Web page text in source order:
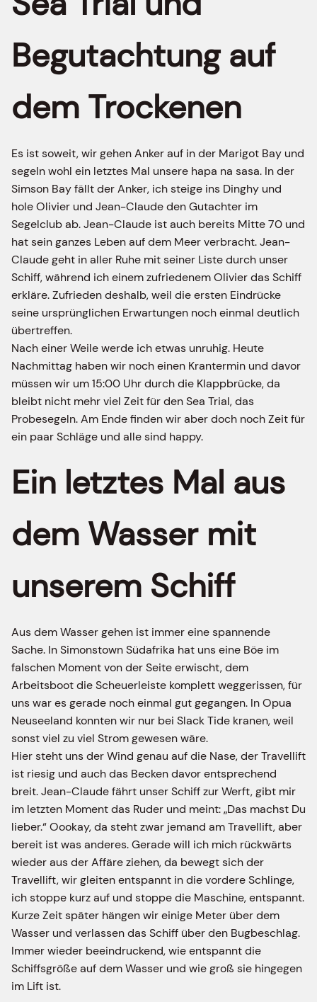
Begutachtung auf
dem Trockenen
Es ist soweit, wir gehen Anker auf in der Marigot Bay und
segeln wohl ein letztes Mal unsere hapa na sasa. In der
Simson Bay fällt der Anker, ich steige ins Dinghy und
hole Olivier und Jean-Claude den Gutachter im
Segelclub ab. Jean-Claude ist auch bereits Mitte 70 und
hat sein ganzes Leben auf dem Meer verbracht. Jean-
Claude geht in aller Ruhe mit seiner Liste durch unser
Schiff, während ich einem zufriedenem Olivier das Schiff
erkläre. Zufrieden deshalb, weil die ersten Eindrücke
seine ursprünglichen Erwartungen noch einmal deutlich
übertreffen.
Nach einer Weile werde ich etwas unruhig. Heute
Nachmittag haben wir noch einen Krantermin und davor
müssen wir um 15:00 Uhr durch die Klappbrücke, da
bleibt nicht mehr viel Zeit für den Sea Trial, das
Probesegeln. Am Ende finden wir aber doch noch Zeit für
ein paar Schläge und alle sind happy.
Ein letztes Mal aus
dem Wasser mit
unserem Schiff
Aus dem Wasser gehen ist immer eine spannende
Sache. In Simonstown Südafrika hat uns eine Böe im
falschen Moment von der Seite erwischt, dem
Arbeitsboot die Scheuerleiste komplett weggerissen, für
uns war es gerade noch einmal gut gegangen. In Opua
Neuseeland konnten wir nur bei Slack Tide kranen, weil
sonst viel zu viel Strom gewesen wäre.
Hier steht uns der Wind genau auf die Nase, der Travellift
ist riesig und auch das Becken davor entsprechend
breit. Jean-Claude fährt unser Schiff zur Werft, gibt mir
im letzten Moment das Ruder und meint: „Das machst Du
lieber.“ Oookay, da steht zwar jemand am Travellift, aber
bereit ist was anderes. Gerade will ich mich rückwärts
wieder aus der Affäre ziehen, da bewegt sich der
Travellift, wir gleiten entspannt in die vordere Schlinge,
ich stoppe kurz auf und stoppe die Maschine, entspannt.
Kurze Zeit später hängen wir einige Meter über dem
Wasser und verlassen das Schiff über den Bugbeschlag.
Immer wieder beeindruckend, wie entspannt die
Schiffsgröße auf dem Wasser und wie groß sie hingegen
im Lift ist.